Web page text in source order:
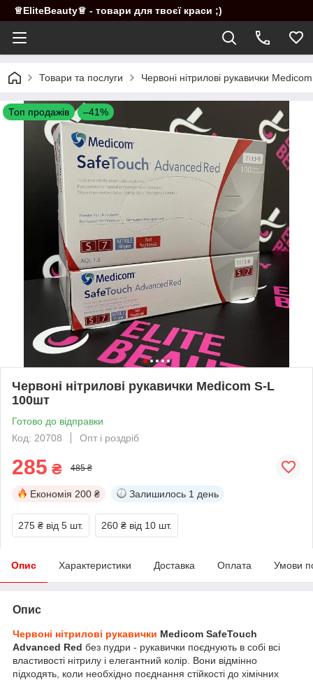
♕EliteBeauty♕ - товари для твоєї краси ;)
Товари та послуги Червоні нітрилові рукавички
Топ продажів –41%
Червоні нітрилові рукавички Medicom S-L
100шт
Готово до відправки
Код: 20708
Опт і роздріб
285 ₴ 485 ₴
Економія 200 ₴ Залишилось 1 день
275 ₴ від 5 шт. 260 ₴ від 10 шт.
Опис Характеристики Доставка Оплата Умови
Опис
Червоні нітрилові рукавички Medicom SafeTouch
Advanced Red без пудри - рукавички поєднують в собі всі
властивості нітрилу і елегантний колір. Вони відмінно
підходять, коли необхідно поєднання стійкості до хімічних